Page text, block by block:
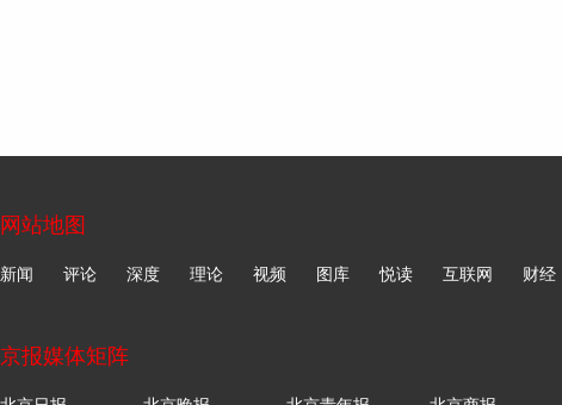
网站地图
新闻 评论 深度 理论 视频 图库 悦读 互联网 财经
京报媒体矩阵